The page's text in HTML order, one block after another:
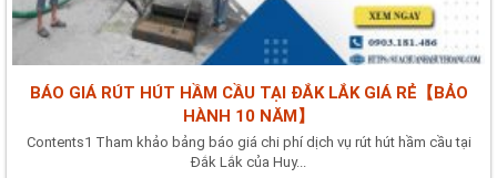
BÁO GIÁ RÚT HÚT HẦM CẦU TẠI ĐẮK LẮK GIÁ RẺ【BẢO
HÀNH 10 NĂM】
Contents1 Tham khảo bảng báo giá chi phí dịch vụ rút hút hầm cầu tại
Đắk Lắk của Huy...